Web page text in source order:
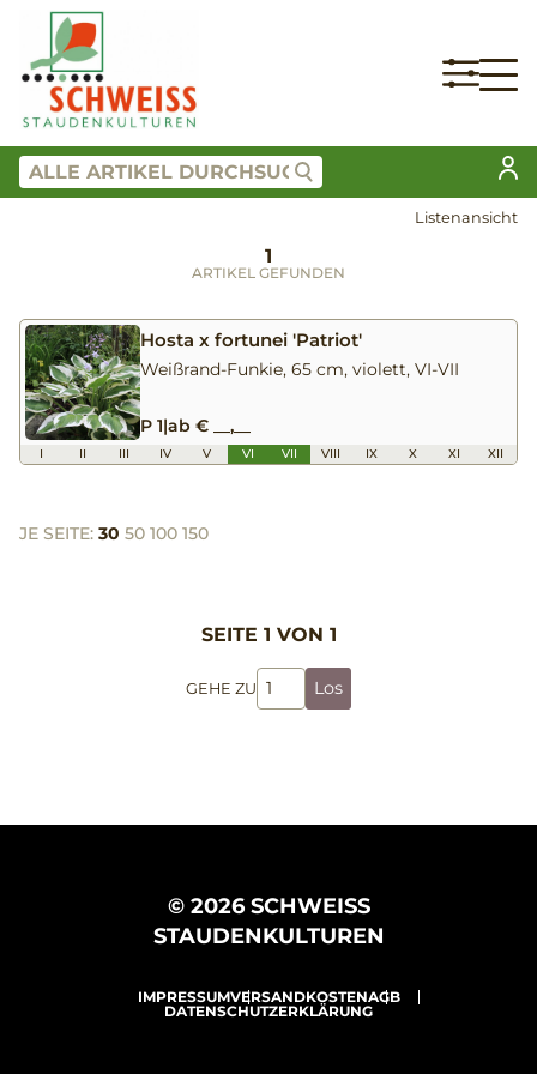
Listenansicht
1
ARTIKEL GEFUNDEN
Hosta x fortunei 'Patriot'
Weißrand-Funkie, 65 cm, violett, VI-VII
P 1|ab € __,__
I II III IV V VI VII VIII IX X XI XII
JE SEITE: 30 50 100 150
SEITE 1 VON 1
GEHE ZU Los
© 2026 SCHWEISS
STAUDENKULTUREN
IMPRESSUMVERSANDKOSTENAGB
DATENSCHUTZERKLÄRUNG